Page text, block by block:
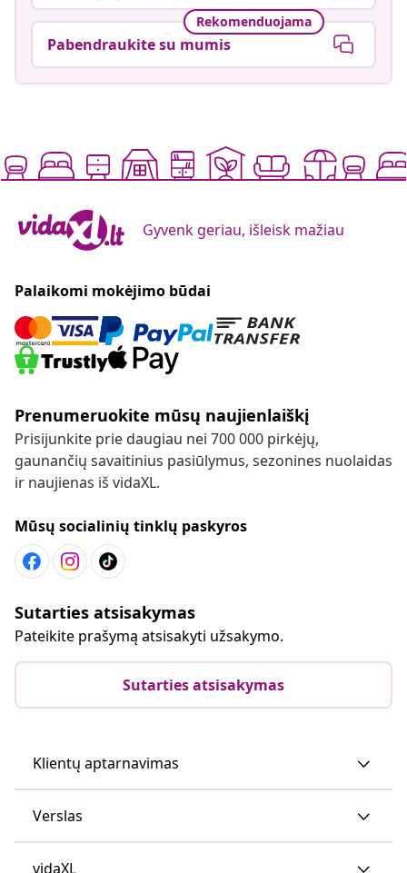
Rekomenduojama
Pabendraukite su mumis
Gyvenk geriau, išleisk mažiau
Palaikomi mokėjimo būdai
Prenumeruokite mūsų naujienlaiškį
Prisijunkite prie daugiau nei 700 000 pirkėjų,
gaunančių savaitinius pasiūlymus, sezonines nuolaidas
ir naujienas iš vidaXL.
Mūsų socialinių tinklų paskyros
Sutarties atsisakymas
Pateikite prašymą atsisakyti užsakymo.
Sutarties atsisakymas
Klientų aptarnavimas
Verslas
vidaXL